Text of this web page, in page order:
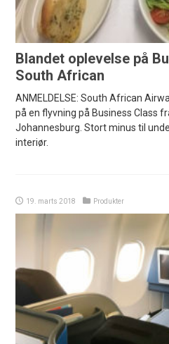
Blandet oplevelse på
South African
ANMELDELSE: South African
på en flyvning på Business Class
Johannesburg. Stort minus til
interiør.
19. marts 2018 Produkter